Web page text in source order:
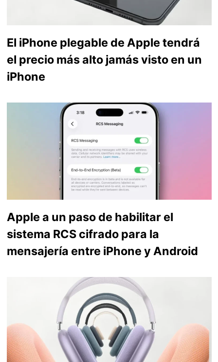
El iPhone plegable de Apple tendrá
el precio más alto jamás visto en un
iPhone
Apple a un paso de habilitar el
sistema RCS cifrado para la
mensajería entre iPhone y Android